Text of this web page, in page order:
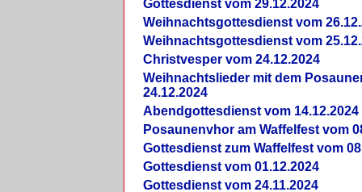
Gottesdienst vom 29.12.2024
Weihnachtsgottesdienst vom
Weihnachtsgottesdienst vom
Christvesper vom 24.12.2024
Weihnachtslieder mit dem
24.12.2024
Abendgottesdienst vom 14.12.2024
Posaunenvhor am Waffelfest vom
Gottesdienst zum Waffelfest vom
Gottesdienst vom 01.12.2024
Gottesdienst vom 24.11.2024